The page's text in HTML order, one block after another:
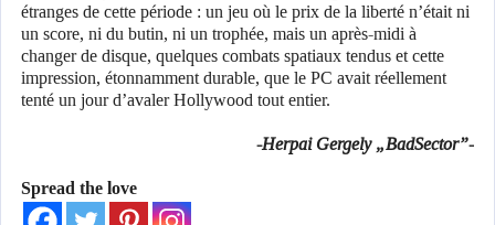
étranges de cette période : un jeu où le prix de la liberté n’était ni
un score, ni du butin, ni un trophée, mais un après-midi à
changer de disque, quelques combats spatiaux tendus et cette
impression, étonnamment durable, que le PC avait réellement
tenté un jour d’avaler Hollywood tout entier.
-Herpai Gergely „BadSector”-
Spread the love